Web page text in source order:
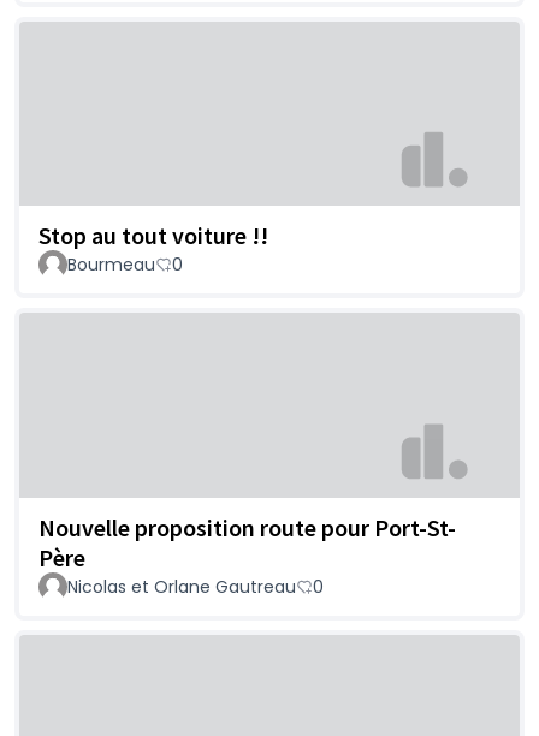
Stop au tout voiture !!
Bourmeau 0
Nouvelle proposition route pour Port-St-
Père
Nicolas et Orlane Gautreau 0